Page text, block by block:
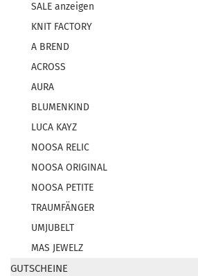
SALE anzeigen
KNIT FACTORY
A BREND
ACROSS
AURA
BLUMENKIND
LUCA KAYZ
NOOSA RELIC
NOOSA ORIGINAL
NOOSA PETITE
TRAUMFÄNGER
UMJUBELT
MAS JEWELZ
GUTSCHEINE